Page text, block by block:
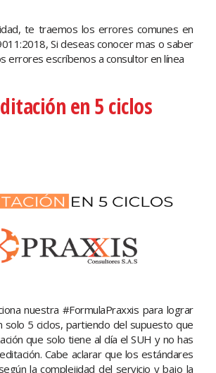
te traemos los errores comunes en
Si deseas conocer mas o saber
errores escríbenos a consultor en línea
en 5 ciclos
nuestra #FormulaPraxxis para lograr
solo 5 ciclos, partiendo del supuesto que
que solo tiene al día el SUH y no has
Cabe aclarar que los estándares
la complejidad del servicio y bajo la